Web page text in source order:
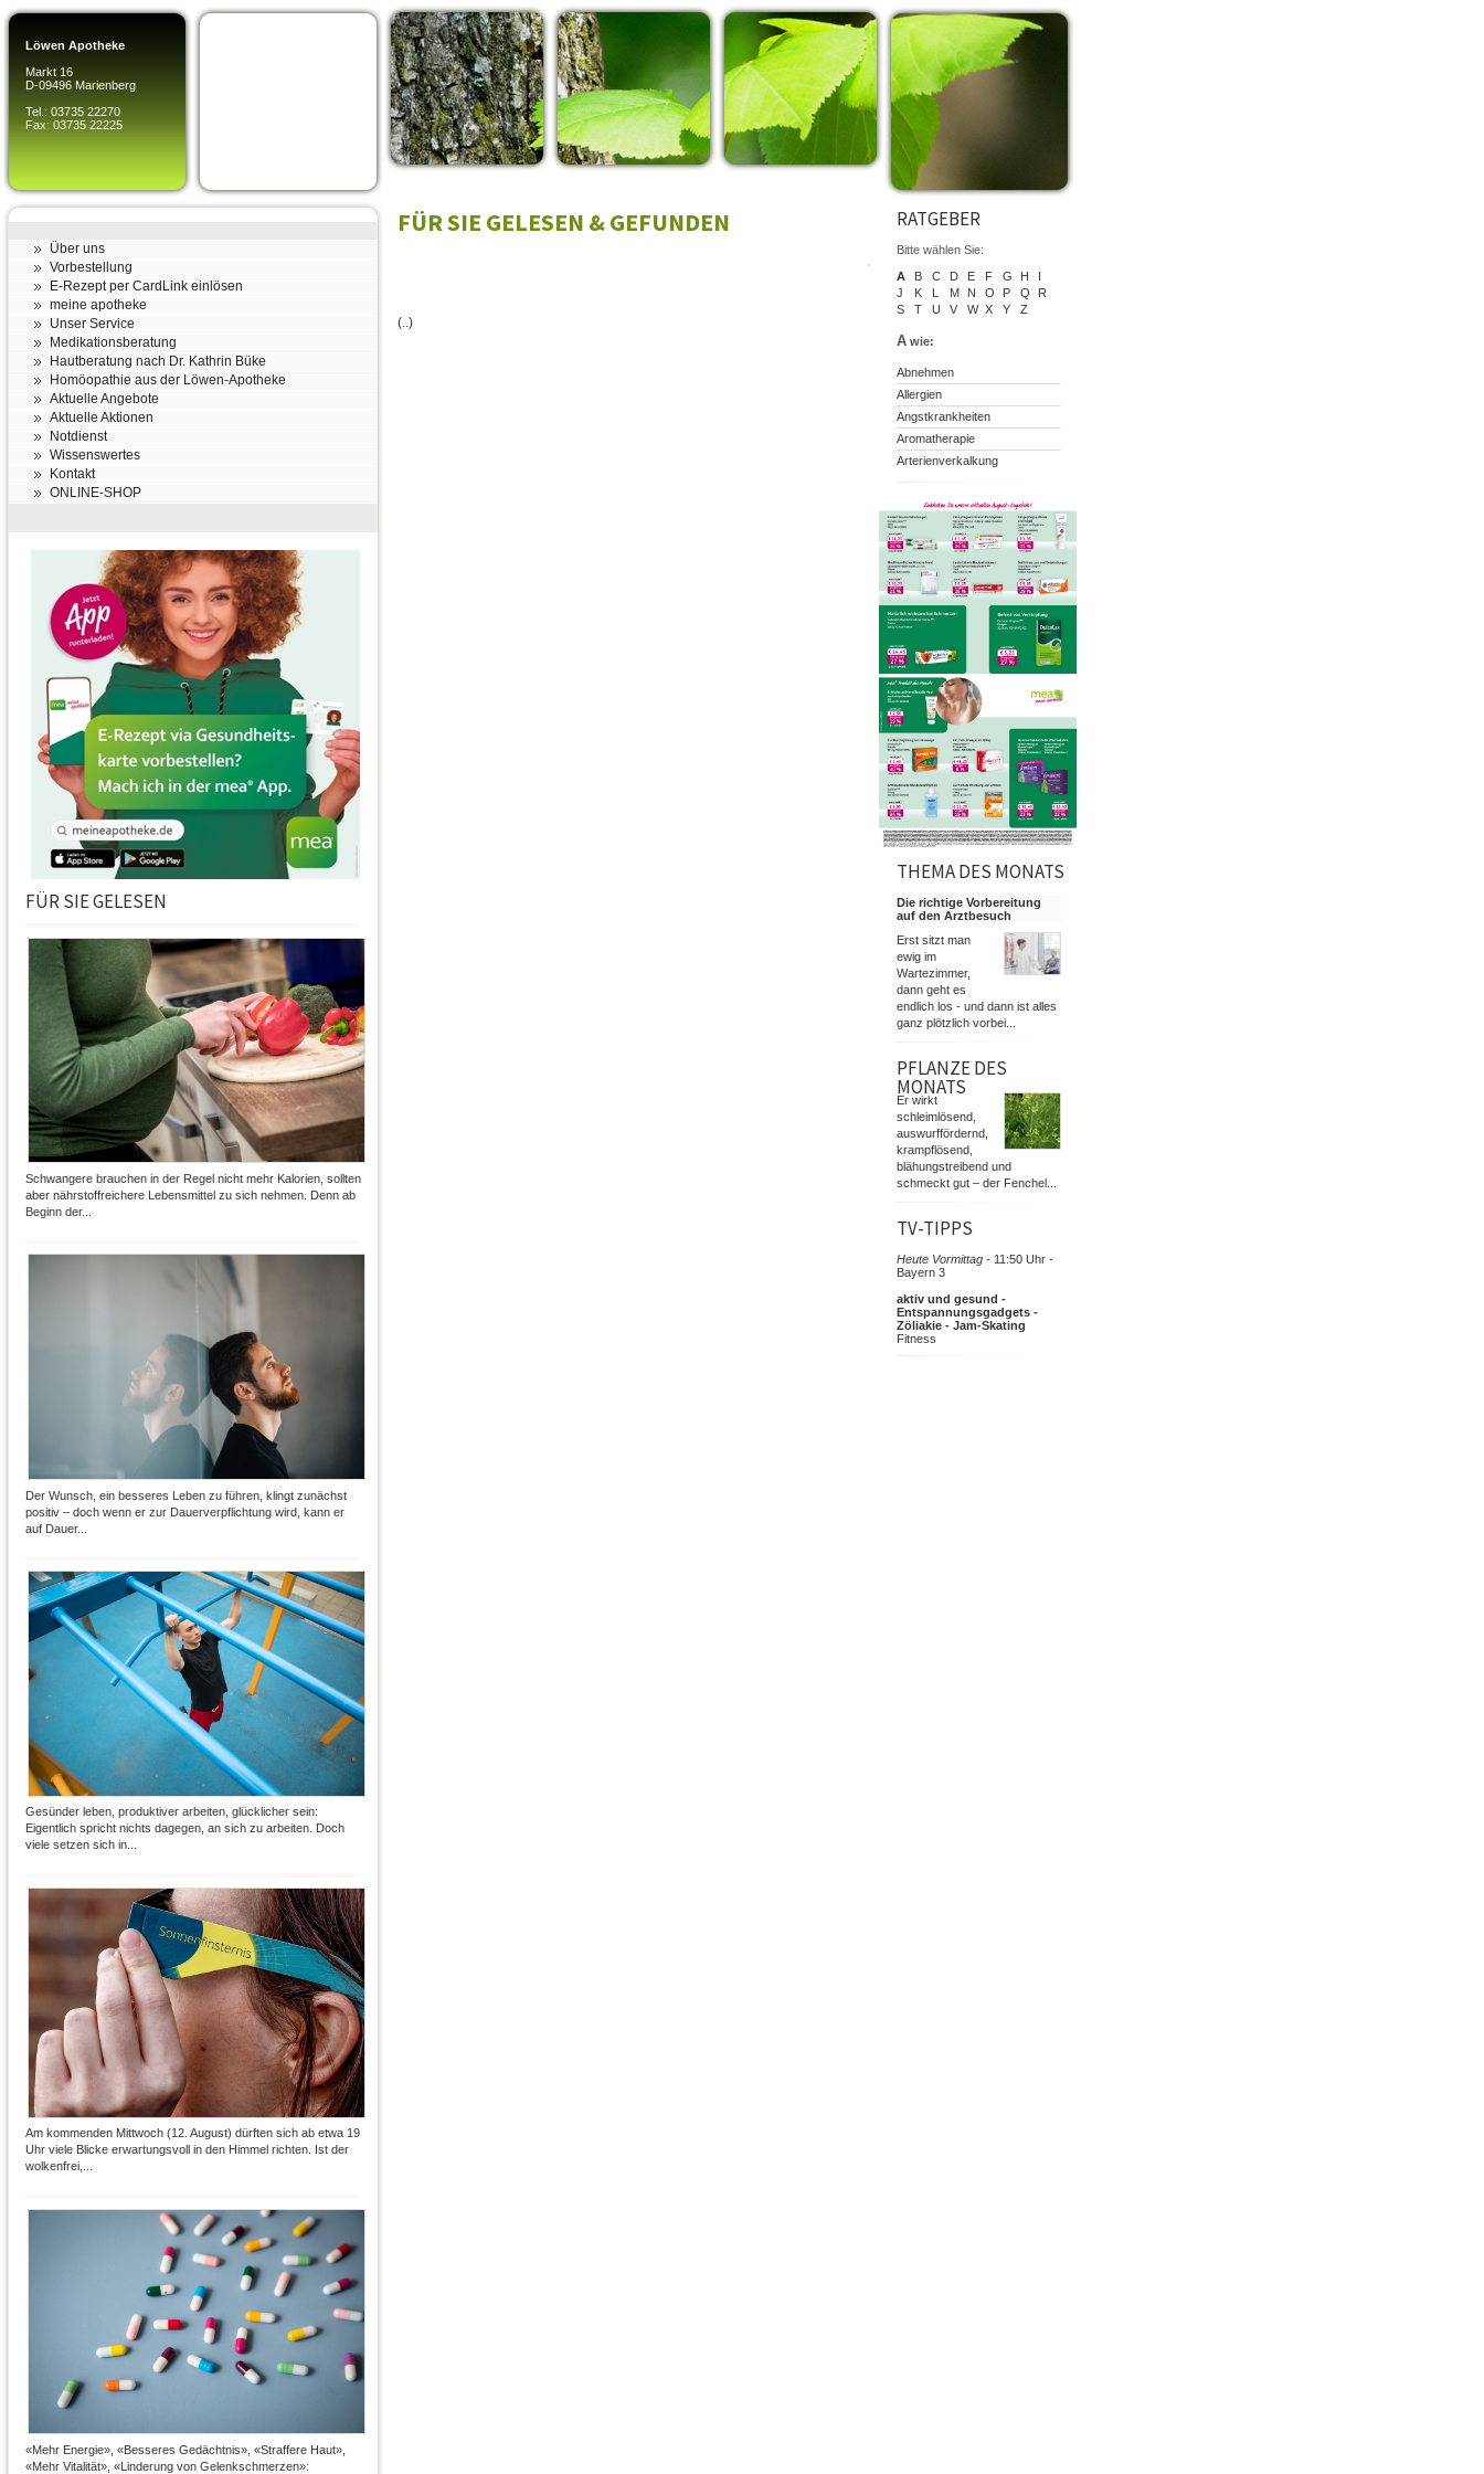
Über uns
Vorbestellung
E-Rezept per CardLink einlösen
meine apotheke
Unser Service
Medikationsberatung
Hautberatung nach Dr. Kathrin Büke
Homöopathie aus der Löwen-Apotheke
Aktuelle Angebote
Aktuelle Aktionen
Notdienst
Wissenswertes
Kontakt
ONLINE-SHOP
Löwen Apotheke
Markt 16
D-09496 Marienberg
Tel.: 03735 22270
Fax: 03735 22225
FÜR SIE GELESEN
Schwangere brauchen in der Regel nicht mehr Kalorien, sollten
aber nährstoffreichere Lebensmittel zu sich nehmen. Denn ab
Beginn der...
Der Wunsch, ein besseres Leben zu führen, klingt zunächst
positiv – doch wenn er zur Dauerverpflichtung wird, kann er
auf Dauer...
Gesünder leben, produktiver arbeiten, glücklicher sein:
Eigentlich spricht nichts dagegen, an sich zu arbeiten. Doch
viele setzen sich in...
Am kommenden Mittwoch (12. August) dürften sich ab etwa 19
Uhr viele Blicke erwartungsvoll in den Himmel richten. Ist der
wolkenfrei,...
«Mehr Energie», «Besseres Gedächtnis», «Straffere Haut»,
«Mehr Vitalität», «Linderung von Gelenkschmerzen»:
FÜR SIE GELESEN & GEFUNDEN
(..)
RATGEBER
Bitte wählen Sie:
A
B C D E F G H
I
J
K L M N O P Q
R
S
T U V W X Y Z
A wie:
Abnehmen
Allergien
Angstkrankheiten
Aromatherapie
Arterienverkalkung
THEMA DES MONATS
Die richtige Vorbereitung
auf den Arztbesuch
Erst sitzt man
ewig im
Wartezimmer,
dann geht es
endlich los - und dann ist alles
ganz plötzlich vorbei...
PFLANZE DES
MONATS
Er wirkt
schleimlösend,
auswurffördernd,
krampflösend,
blähungstreibend und
schmeckt gut – der Fenchel...
TV-TIPPS
Heute Vormittag - 11:50 Uhr -
Bayern 3
aktiv und gesund -
Entspannungsgadgets -
Zöliakie - Jam-Skating
Fitness